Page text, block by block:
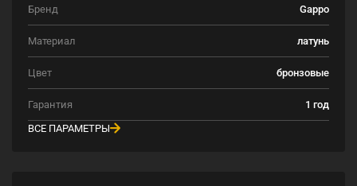
Бренд Gappo
Материал латунь
Цвет бронзовые
Гарантия
1 год
ВСЕ ПАРАМЕТРЫ